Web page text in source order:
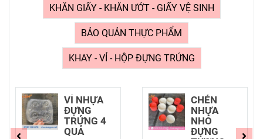
KHĂN GIẤY - KHĂN ƯỚT - GIẤY VỆ SINH
BẢO QUẢN THỰC PHẨM
KHAY - VỈ - HỘP ĐỰNG TRỨNG
VỈ NHỰA
ĐỰNG
TRỨNG 4
QUẢ
CHÉN
NHỰA
NHỎ
ĐỰNG